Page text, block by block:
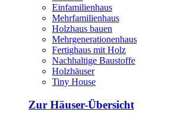
Einfamilienhaus
Mehrfamilienhaus
Holzhaus bauen
Mehrgenerationenhaus
Fertighaus mit Holz
Nachhaltige Baustoffe
Holzhäuser
Tiny House
Zur Häuser-Übersicht